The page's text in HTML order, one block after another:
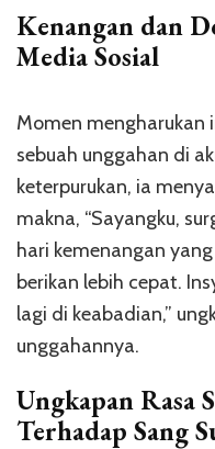
Kenangan dan
Media Sosial
Momen mengharukan
sebuah unggahan di
keterpurukan, ia
makna, “Sayangku,
hari kemenangan
berikan lebih cepat.
lagi di keabadian,”
unggahannya.
Ungkapan Rasa
Terhadap Sang